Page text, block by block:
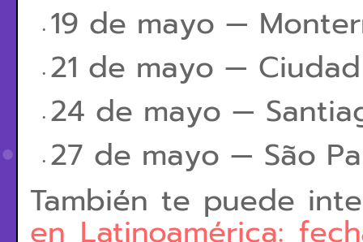
19 de mayo —
21 de mayo —
24 de mayo —
27 de mayo — São
También te puede
en Latinoamérica: